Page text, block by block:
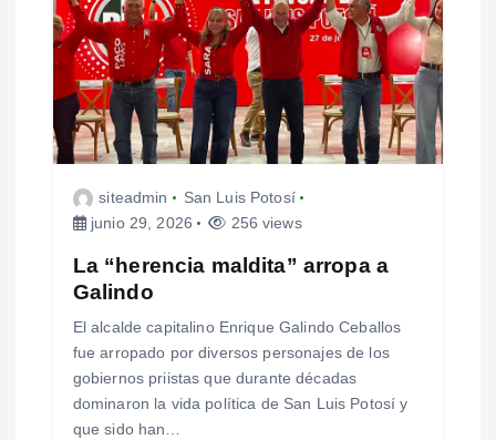
siteadmin
San Luis Potosí
junio 29, 2026
256 views
La “herencia maldita” arropa a
Galindo
El alcalde capitalino Enrique Galindo Ceballos
fue arropado por diversos personajes de los
gobiernos priistas que durante décadas
dominaron la vida política de San Luis Potosí y
que sido han…